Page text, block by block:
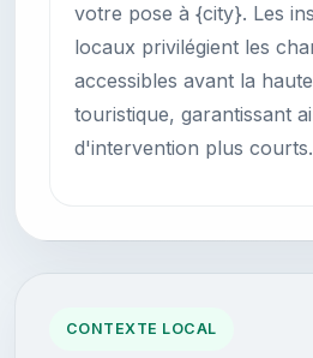
votre pose à {city}. Les
locaux privilégient les
accessibles avant la
touristique, garantissant
d'intervention plus courts.
CONTEXTE LOCAL